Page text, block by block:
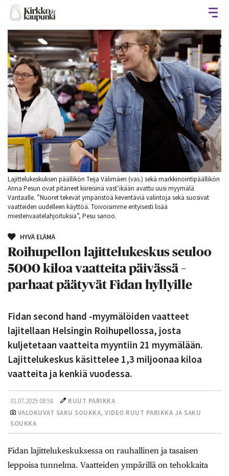
Lajittelukeskuksen päällikön Teija Välimäen (vas.) sekä markkinointipäällikön
Anna Pesun ovat pitäneet kiireisinä vast’ikään avattu uusi myymälä
Vantaalle. ”Nuoret tekevät ympäristöä keventäviä valintoja sekä suosivat
vaatteiden uudelleen käyttöä. Toivoisimme erityisesti lisää
miestenvaatelahjoituksia”, Pesu sanoo.
HYVÄ ELÄMÄ
Roihupellon lajittelukeskus seuloo
5000 kiloa vaatteita päivässä –
parhaat päätyvät Fidan hyllyille
Fidan second hand -myymälöiden vaatteet
lajitellaan Helsingin Roihupellossa, josta
kuljetetaan vaatteita myyntiin 21 myymälään.
Lajittelukeskus käsittelee 1,3 miljoonaa kiloa
vaatteita ja kenkiä vuodessa.
01.07.2025 08:58
RUUT PARIKKA
VALOKUVAT SAKU SOUKKA, VIDEO RUUT PARIKKA JA SAKU
SOUKKA
Fidan lajittelukeskuksessa on rauhallinen ja tasaisen
leppoisa tunnelma. Vaatteiden ympärillä on tehokkaita